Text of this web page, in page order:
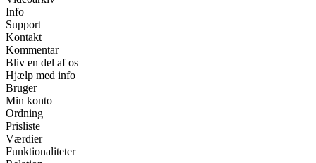
Info
Support
Kontakt
Kommentar
Bliv en del af os
Hjælp med info
Bruger
Min konto
Ordning
Prisliste
Værdier
Funktionaliteter